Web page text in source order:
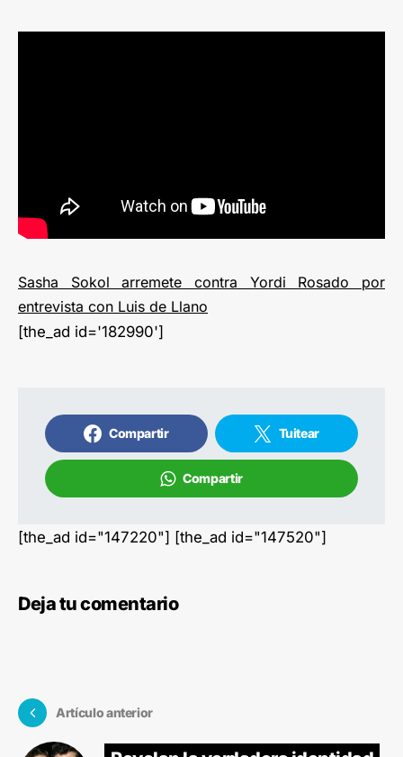
Sasha Sokol arremete contra Yordi Rosado por
entrevista con Luis de Llano
[the_ad id='182990']
Compartir Tuitear
Compartir
[the_ad id="147220"] [the_ad id="147520"]
Deja tu comentario
Artículo anterior